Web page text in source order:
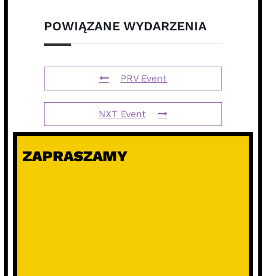
POWIĄZANE WYDARZENIA
PRV Event
NXT Event
ZAPRASZAMY